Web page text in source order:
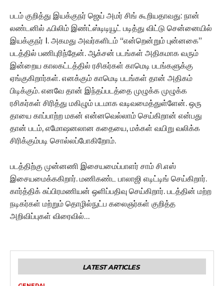
படம் குறித்து இயக்குநர் ஜெய் அமர் சிங் கூறியதாவது: நான்
லண்டனில் ஃபிலிம் இண்ட்ஸ்டிடியூட் படித்து விட்டு சென்னையில்
இயக்குநர் I. அகமது அவர்களிடம் “என்றென்றும் புன்னகை”
படத்தில் பணிபுரிந்தேன். ஆக்சன் படங்கள் அதிகமாக வரும்
இன்றைய காலகட்டத்தில் ரசிகர்கள் காமெடி படங்களுக்கு
ஏங்குகிறார்கள். எனக்கும் காமெடி படங்கள் தான் அதிகம்
பிடிக்கும். எனவே தான் இந்தப்படத்தை முழுக்க முழுக்க
ரசிகர்கள் சிரித்து மகிழும் படமாக வடிவமைத்துள்ளேன். ஒரு
தாயை காப்பாற்ற மகன் என்னவெல்லாம் செய்கிறான் என்பது
தான் படம், எமோஷனலான கதையை, மக்கள் வயிறு வலிக்க
சிரிக்கும்படி சொல்லப்போகிறோம்.
படத்திற்கு முன்னணி இசையமைப்பாளர் சாம் சி.எஸ்
இசையமைக்ககிறார். மணிகண்ட பாலாஜி எடிட்டிங் செய்கிறார்.
கார்த்திக் சுப்பிரமணியன் ஒளிப்பதிவு செய்கிறார். படத்தின் மற்ற
நடிகர்கள் மற்றும் தொழில்நுட்ப கலைஞர்கள் குறித்த
அறிவிப்புகள் விரைவில்…
LATEST ARTICLES